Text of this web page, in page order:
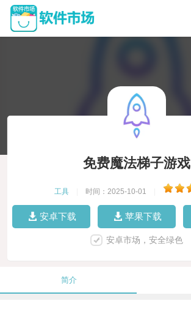
免费魔法梯子游戏
工具 时间：2025-10-01
安卓下载 苹果下载
安卓市场，安全绿色
简介